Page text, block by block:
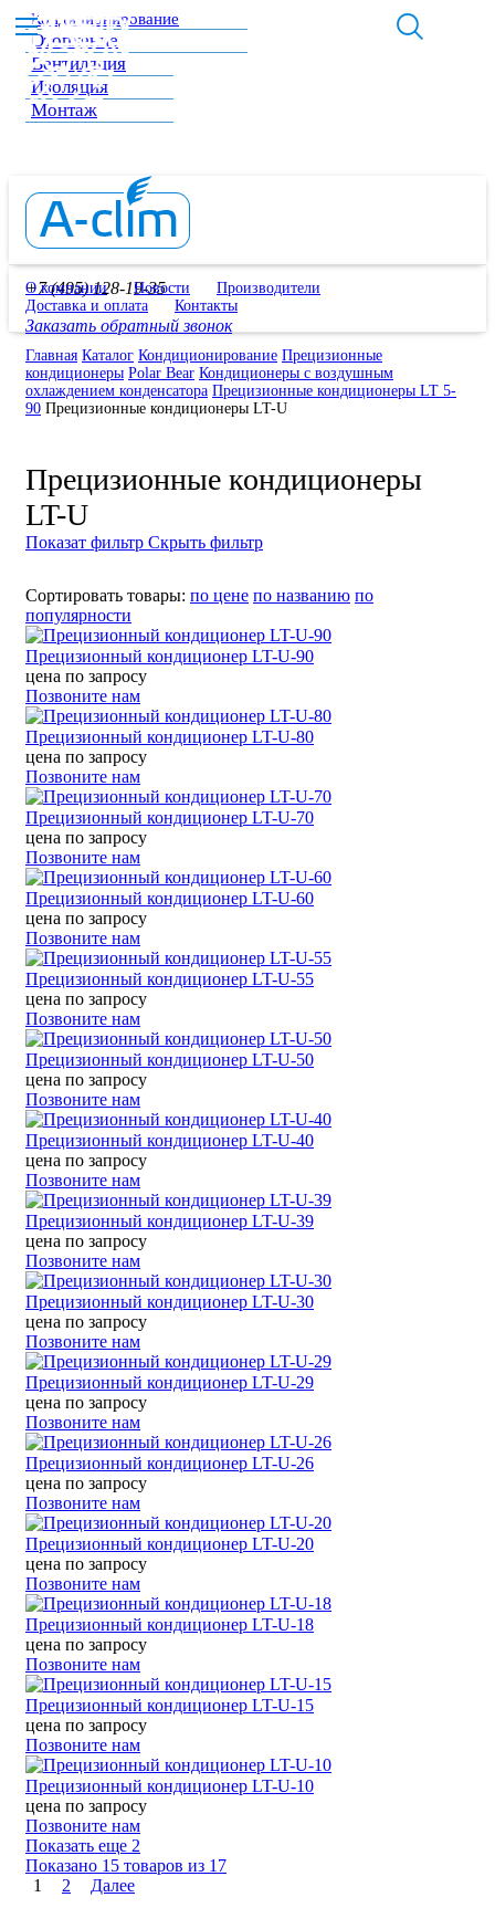
Кондиционирование
Отопление
Вентиляция
Изоляция
Монтаж
+7 (495) 128-19-35
Заказать обратный звонок
О компании Новости
Производители
Доставка и оплата
Контакты
Главная Каталог Кондиционирование Прецизионные
кондиционеры Polar Bear Кондиционеры с воздушным
охлаждением конденсатора Прецизионные кондиционеры LT 5-
90 Прецизионные кондиционеры LT-U
Прецизионные кондиционеры
LT-U
Показат фильтр Скрыть фильтр
Сортировать товары: по цене по названию по
популярности
Прецизионный кондиционер LT-U-90
цена по запросу
Позвоните нам
Прецизионный кондиционер LT-U-80
цена по запросу
Позвоните нам
Прецизионный кондиционер LT-U-70
цена по запросу
Позвоните нам
Прецизионный кондиционер LT-U-60
цена по запросу
Позвоните нам
Прецизионный кондиционер LT-U-55
цена по запросу
Позвоните нам
Прецизионный кондиционер LT-U-50
цена по запросу
Позвоните нам
Прецизионный кондиционер LT-U-40
цена по запросу
Позвоните нам
Прецизионный кондиционер LT-U-39
цена по запросу
Позвоните нам
Прецизионный кондиционер LT-U-30
цена по запросу
Позвоните нам
Прецизионный кондиционер LT-U-29
цена по запросу
Позвоните нам
Прецизионный кондиционер LT-U-26
цена по запросу
Позвоните нам
Прецизионный кондиционер LT-U-20
цена по запросу
Позвоните нам
Прецизионный кондиционер LT-U-18
цена по запросу
Позвоните нам
Прецизионный кондиционер LT-U-15
цена по запросу
Позвоните нам
Прецизионный кондиционер LT-U-10
цена по запросу
Позвоните нам
Показать еще 2
Показано 15 товаров из 17
1
2
Далее